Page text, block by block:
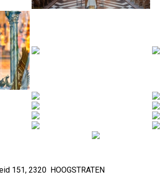
151, 2320 HOOGSTRATEN